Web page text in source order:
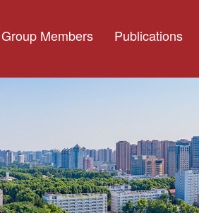
Group Members Publications